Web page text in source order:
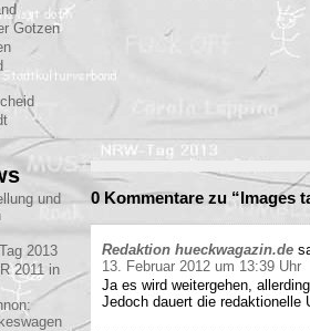
Gotzen
und
2013
2011 in
0 Kommentare zu “Images
Redaktion hueckwagazin.de
13. Februar 2012 um 13:39 Uhr
Ja es wird weitergehen,
Jedoch dauert die redaktionelle